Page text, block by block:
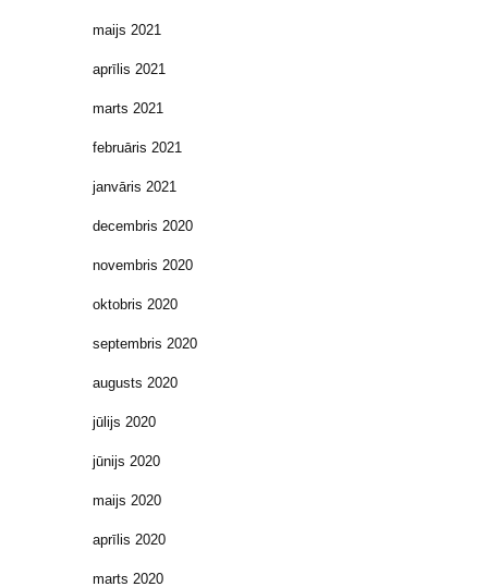
maijs 2021
aprīlis 2021
marts 2021
februāris 2021
janvāris 2021
decembris 2020
novembris 2020
oktobris 2020
septembris 2020
augusts 2020
jūlijs 2020
jūnijs 2020
maijs 2020
aprīlis 2020
marts 2020